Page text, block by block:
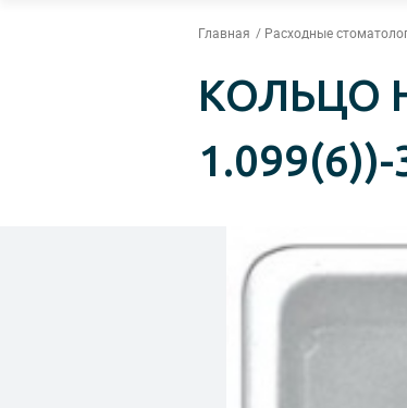
Главная Расходные
КОЛЬЦО